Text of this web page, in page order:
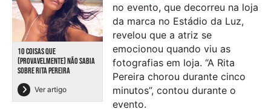
10 COISAS QUE
(PROVAVELMENTE) NÃO SABIA
SOBRE RITA PEREIRA
Ver artigo
no evento, que decorreu na loja
da marca no Estádio da Luz,
revelou que a atriz se
emocionou quando viu as
fotografias em loja. “A Rita
Pereira chorou durante cinco
minutos”, contou durante o
evento.